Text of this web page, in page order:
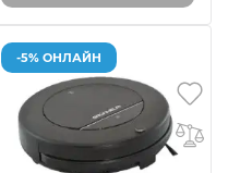
-5% ОНЛАЙН